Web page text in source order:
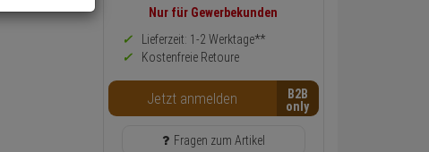
Preis,
Verfügbakeit
und
Warenkorb-
oder
Konfigurieren-
Button
Nur für Gewerbekunden
Lieferzeit: 1-2 Werktage**
Kostenfreie Retoure
Jetzt anmelden B2B
Fragen zum Artikel